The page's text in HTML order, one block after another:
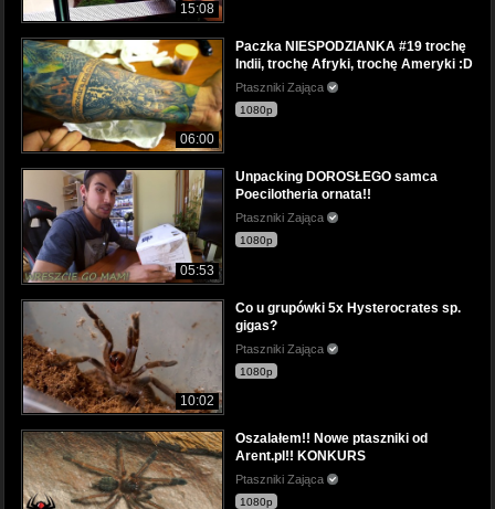
15:08
06:00
Paczka NIESPODZIANKA #19 trochę
Indii, trochę Afryki, trochę Ameryki :D
Ptaszniki Zająca
1080p
05:53
Unpacking DOROSŁEGO samca
Poecilotheria ornata!!
Ptaszniki Zająca
1080p
10:02
Co u grupówki 5x Hysterocrates sp.
gigas?
Ptaszniki Zająca
1080p
Oszalałem!! Nowe ptaszniki od
Arent.pl!! KONKURS
Ptaszniki Zająca
1080p